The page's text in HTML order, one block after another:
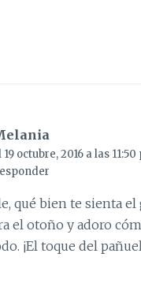
19 octubre, 2016 a las
qué bien te sienta el
el otoño y adoro
¡El toque del